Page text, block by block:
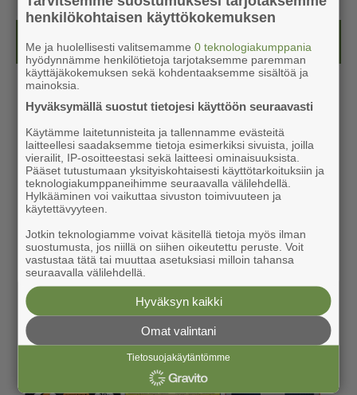
Kesälehti (ilmainen)
henkilökohtaisen käyttökokemuksen
Me ja huolellisesti valitsemamme0 teknologiakumppania
hyödynnämme henkilötietoja tarjotaksemme paremman
käyttäjäkokemuksen sekä kohdentaaksemme sisältöä ja
mainoksia.
Hyväksymällä suostut tietojesi käyttöön seuraavasti
Käytämme laitetunnisteita ja tallennamme evästeitä
laitteellesi saadaksemme tietoja esimerkiksi sivuista, joilla
vierailit, IP-osoitteestasi sekä laitteesi ominaisuuksista.
Pääset tutustumaan yksityiskohtaisesti käyttötarkoituksiin ja
teknologiakumppaneihimme seuraavalla välilehdellä.
Hylkääminen voi vaikuttaa sivuston toimivuuteen ja
käytettävyyteen.
Jotkin teknologiamme voivat käsitellä tietoja myös ilman
suostumusta, jos niillä on siihen oikeutettu peruste. Voit
vastustaa tätä tai muuttaa asetuksiasi milloin tahansa
seuraavalla välilehdellä.
Hyväksyn kaikki
Omat valintani
Tietosuojakäytäntömme